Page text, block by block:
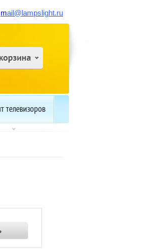
mail @lampslight.ru
телевизоров